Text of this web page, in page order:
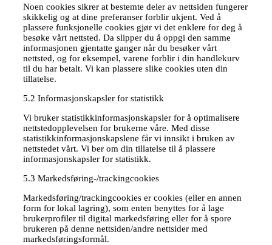
Noen cookies sikrer at bestemte deler av nettsiden fungerer
skikkelig og at dine preferanser forblir ukjent. Ved å
plassere funksjonelle cookies gjør vi det enklere for deg å
besøke vårt nettsted. Da slipper du å oppgi den samme
informasjonen gjentatte ganger når du besøker vårt
nettsted, og for eksempel, varene forblir i din handlekurv
til du har betalt. Vi kan plassere slike cookies uten din
tillatelse.
5.2 Informasjonskapsler for statistikk
Vi bruker statistikkinformasjonskapsler for å optimalisere
nettstedopplevelsen for brukerne våre. Med disse
statistikkinformasjonskapslene får vi innsikt i bruken av
nettstedet vårt. Vi ber om din tillatelse til å plassere
informasjonskapsler for statistikk.
5.3 Markedsføring-/trackingcookies
Markedsføring/trackingcookies er cookies (eller en annen
form for lokal lagring), som enten benyttes for å lage
brukerprofiler til digital markedsføring eller for å spore
brukeren på denne nettsiden/andre nettsider med
markedsføringsformål.